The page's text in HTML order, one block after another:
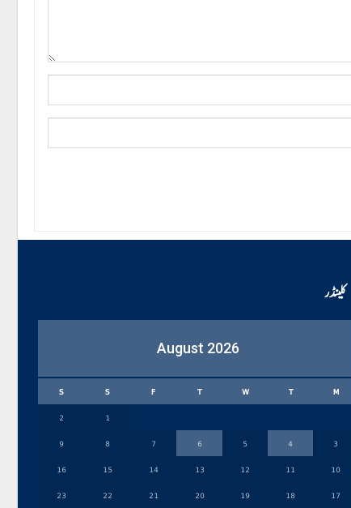
کلینڈر
August 2026
M
T
W
T
F
S
S
1
2
3
4
5
6
7
8
9
10
11
12
13
14
15
16
17
18
19
20
21
22
23